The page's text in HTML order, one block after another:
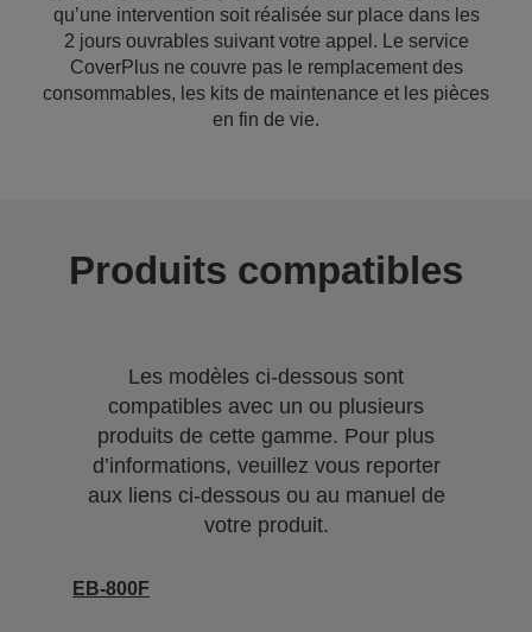
qu’une intervention soit réalisée sur place dans les
2 jours ouvrables suivant votre appel. Le service
CoverPlus ne couvre pas le remplacement des
consommables, les kits de maintenance et les pièces
en fin de vie.
Produits compatibles
Les modèles ci-dessous sont
compatibles avec un ou plusieurs
produits de cette gamme. Pour plus
d’informations, veuillez vous reporter
aux liens ci-dessous ou au manuel de
votre produit.
EB-800F